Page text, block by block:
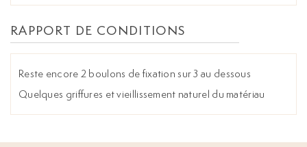
RAPPORT DE CONDITIONS
Reste encore 2 boulons de fixation sur 3 au dessous
Quelques griffures et vieillissement naturel du matériau